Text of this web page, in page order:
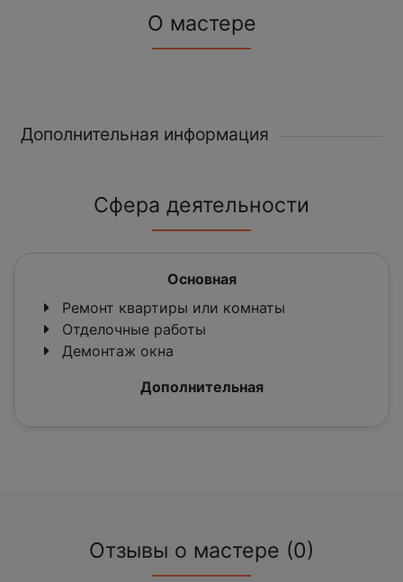
О мастере
Дополнительная информация
Сфера деятельности
Основная
Ремонт квартиры или комнаты
Отделочные работы
Демонтаж окна
Дополнительная
Отзывы о мастере (0)